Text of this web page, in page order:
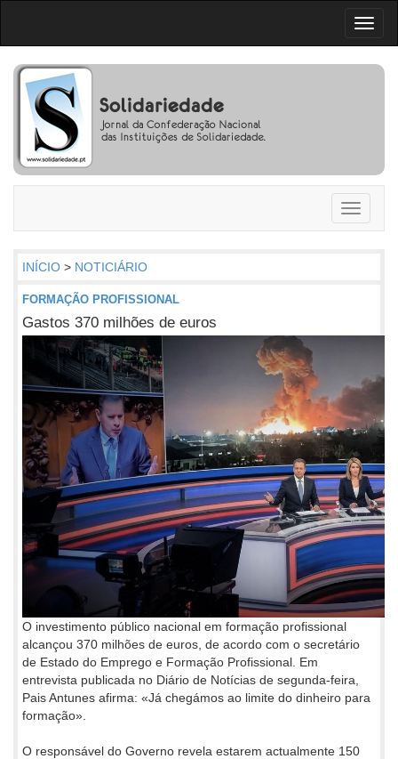
Toggle
INÍCIO > NOTICIÁRIO
FORMAÇÃO PROFISSIONAL
Gastos 370 milhões de euros
O investimento público nacional em formação profissional
alcançou 370 milhões de euros, de acordo com o secretário
de Estado do Emprego e Formação Profissional. Em
entrevista publicada no Diário de Notícias de segunda-feira,
Pais Antunes afirma: «Já chegámos ao limite do dinheiro para
formação».
O responsável do Governo revela estarem actualmente 150